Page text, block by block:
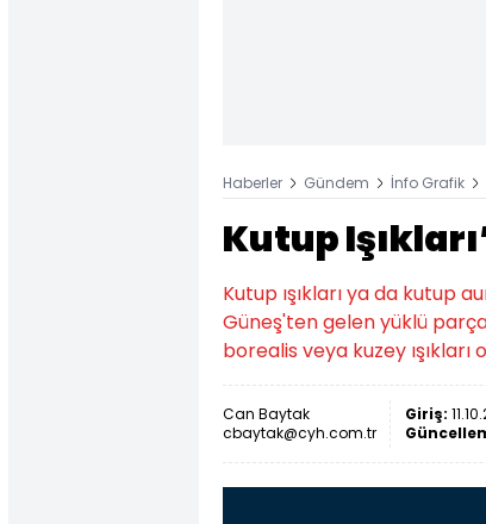
Haberler Gündem İnfo Grafik
Kutup
Kutup ışıkları ya da kutup
Güneş'ten gelen yüklü
borealis veya kuzey
Can Baytak
cbaytak@cyh.com.tr
Giriş: